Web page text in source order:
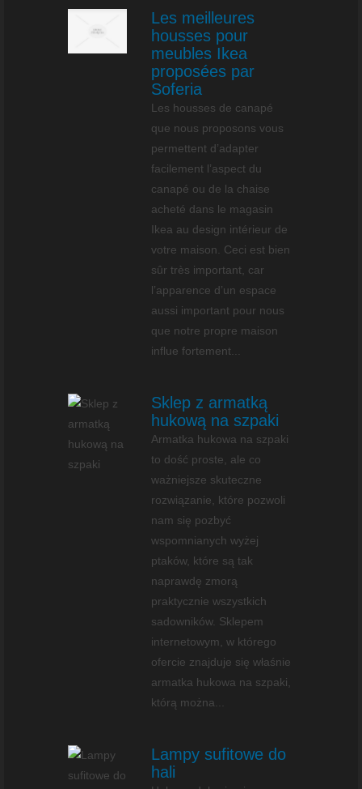
Les meilleures
housses pour
meubles Ikea
proposées par
Soferia
Les housses de canapé
que nous proposons vous
permettent d’adapter
facilement l’aspect du
canapé ou de la chaise
acheté dans le magasin
Ikea au design intérieur de
votre maison. Ceci est bien
sûr très important, car
l’apparence d’un espace
aussi important pour nous
que notre propre maison
influe fortement...
Sklep z armatką
hukową na szpaki
Armatka hukowa na szpaki
to dość proste, ale co
ważniejsze skuteczne
rozwiązanie, które pozwoli
nam się pozbyć
wspomnianych wyżej
ptaków, które są tak
naprawdę zmorą
praktycznie wszystkich
sadowników. Sklepem
internetowym, w którego
ofercie znajduje się właśnie
armatka hukowa na szpaki,
którą można...
Lampy sufitowe do
hali